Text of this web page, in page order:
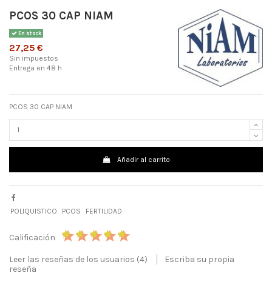
PCOS 30 CAP NIAM
En stock
27,25 €
Sin impuestos
Entrega en 48 h
PCOS 30 CAP NIAM
Añadir al carrito
POLIQUISTICO PCOS FERTILIDAD
Calificación
Leer las reseñas de los usuarios (4)
Escriba su propia
reseña